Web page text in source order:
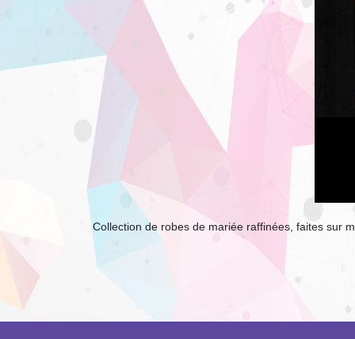
Collection de robes de mariée raffinées, faites sur